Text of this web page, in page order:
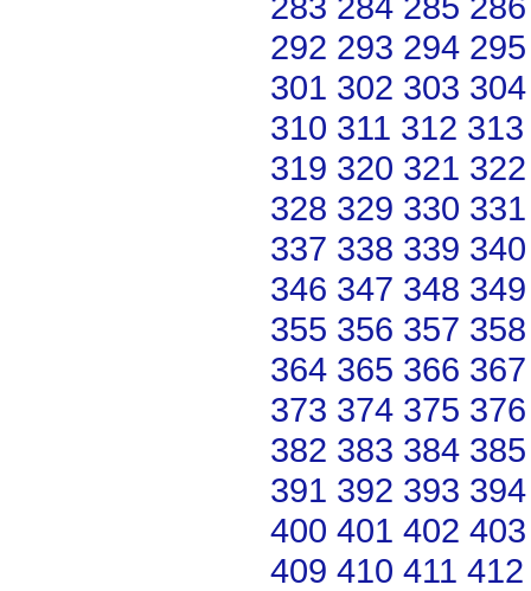
292 293 294 295
301 302 303 304
310 311 312 313
319 320 321 322
328 329 330 331
337 338 339 340
346 347 348 349
355 356 357 358
364 365 366 367
373 374 375 376
382 383 384 385
391 392 393 394
400 401 402 403
409 410 411 412